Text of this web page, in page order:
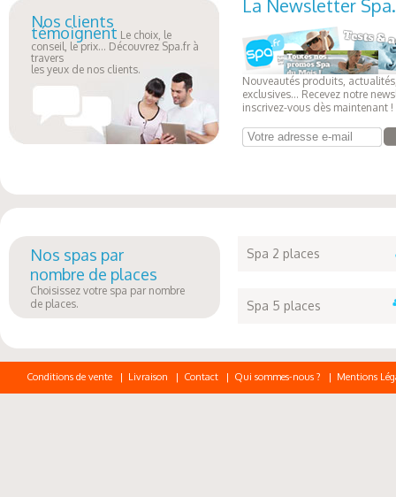
Nos clients
témoignent Le choix, le
conseil, le prix... Découvrez Spa.fr à
travers
les yeux de nos clients.
La Newsletter
Nouveautés produits,
exclusives... Recevez notre
inscrivez-vous dès maintenant !
Votre adresse e-mail
Nos spas par
nombre de places
Choisissez votre spa par nombre
de places.
Spa 2 places
Spa 5 places
Conditions de vente | Livraison | Contact | Qui sommes-nous ? | Mentions